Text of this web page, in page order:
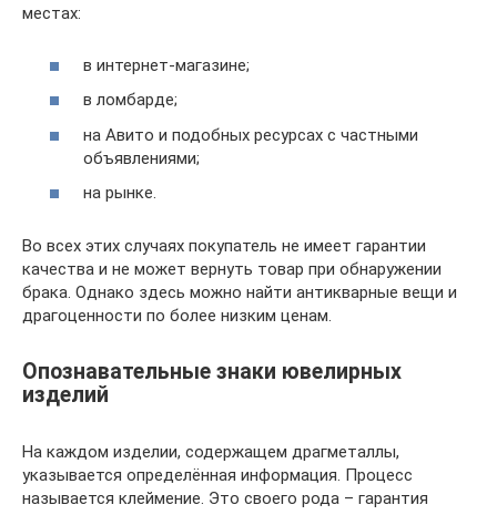
местах:
в интернет-магазине;
в ломбарде;
на Авито и подобных ресурсах с частными
объявлениями;
на рынке.
Во всех этих случаях покупатель не имеет гарантии
качества и не может вернуть товар при обнаружении
брака. Однако здесь можно найти антикварные вещи и
драгоценности по более низким ценам.
Опознавательные знаки ювелирных
изделий
На каждом изделии, содержащем драгметаллы,
указывается определённая информация. Процесс
называется клеймение. Это своего рода – гарантия